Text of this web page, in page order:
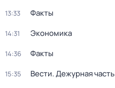
13:33 Факты
14:31 Экономика
14:36 Факты
15:35 Вести. Дежурная часть